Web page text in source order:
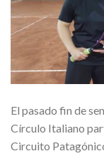
El pasado fin de
Círculo Italiano
Circuito